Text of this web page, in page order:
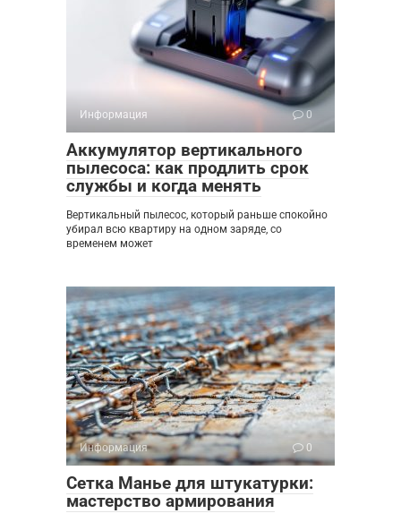
Информация 0
Аккумулятор вертикального
пылесоса: как продлить срок
службы и когда менять
Вертикальный пылесос, который раньше спокойно
убирал всю квартиру на одном заряде, со
временем может
Информация 0
Сетка Манье для штукатурки:
мастерство армирования